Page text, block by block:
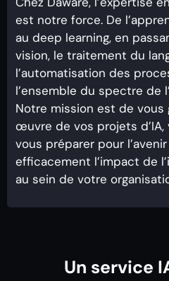
est notre force. De
au deep learning, en
vision, le traitement du
l’automatisation des
l’ensemble du spectre de
Notre mission est de vous
œuvre de vos projets d’IA,
vous préparer pour
efficacement l’impact de
au sein de votre
Un service